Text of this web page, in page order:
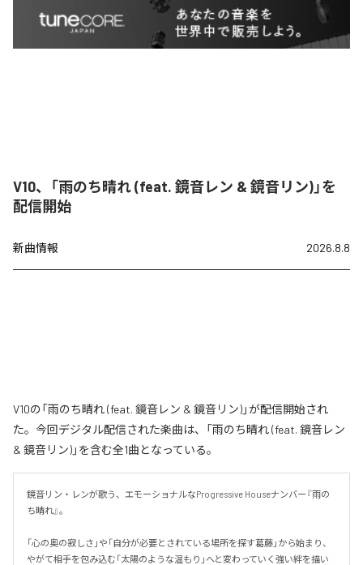
V10、「雨のち晴れ (feat. 鏡音レン & 鏡音リン)」を
配信開始
新曲情報 2026.8.8
V10の「雨のち晴れ (feat. 鏡音レン & 鏡音リン)」が配信開始され
た。今回デジタル配信された楽曲は、「雨のち晴れ (feat. 鏡音レン
& 鏡音リン)」を含む全1曲となっている。
鏡音リン・レンが歌う、エモーショナルなProgressive Houseナンバー『雨の
ち晴れ』。
「心の奥の寂しさ」や「自分が必要とされている場所を探す葛藤」から始まり、
やがて相手を包み込む「太陽のような温もり」へと変わっていく強い絆を描い